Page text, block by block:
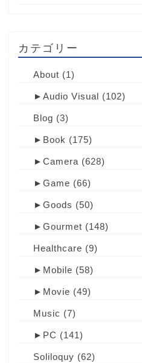
カテゴリー
About (1)
► Audio Visual (102)
Blog (3)
► Book (175)
► Camera (628)
► Game (66)
► Goods (50)
► Gourmet (148)
Healthcare (9)
► Mobile (58)
► Movie (49)
Music (7)
► PC (141)
Soliloquy (62)